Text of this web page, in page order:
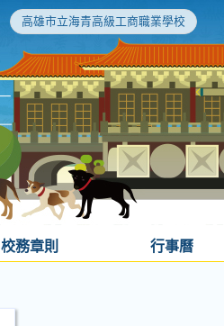
高雄市立海青高級工商職業學校
校務章則 行事曆